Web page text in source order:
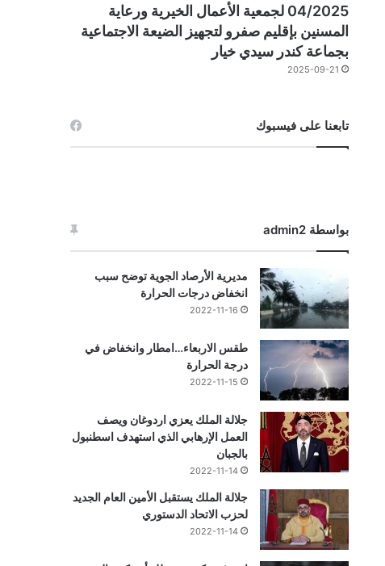
04/2025 لجمعية الأعمال الخيرية ورعاية
المسنين بإقليم صفرو لتجهيز الضيعة الاجتماعية
بجماعة كندر سيدي خيار
2025-09-21
تابعنا على فيسبوك
بواسطة admin2
مديرية الأرصاد الجوية توضح سبب
انخفاض درجات الحرارة
2022-11-16
طقس الاربعاء…امطار وانخفاض في
درجة الحرارة
2022-11-15
جلالة الملك يعزي اردوغان ويصف
العمل الإرهابي الذي استهدف اسطنبول
بالجبان
2022-11-14
جلالة الملك يستقبل الأمين العام الجديد
لحزب الاتحاد الدستوري
2022-11-14